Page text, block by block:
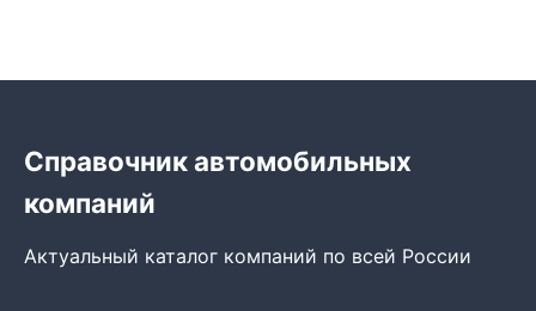
Справочник автомобильных
компаний
Актуальный каталог компаний по всей России